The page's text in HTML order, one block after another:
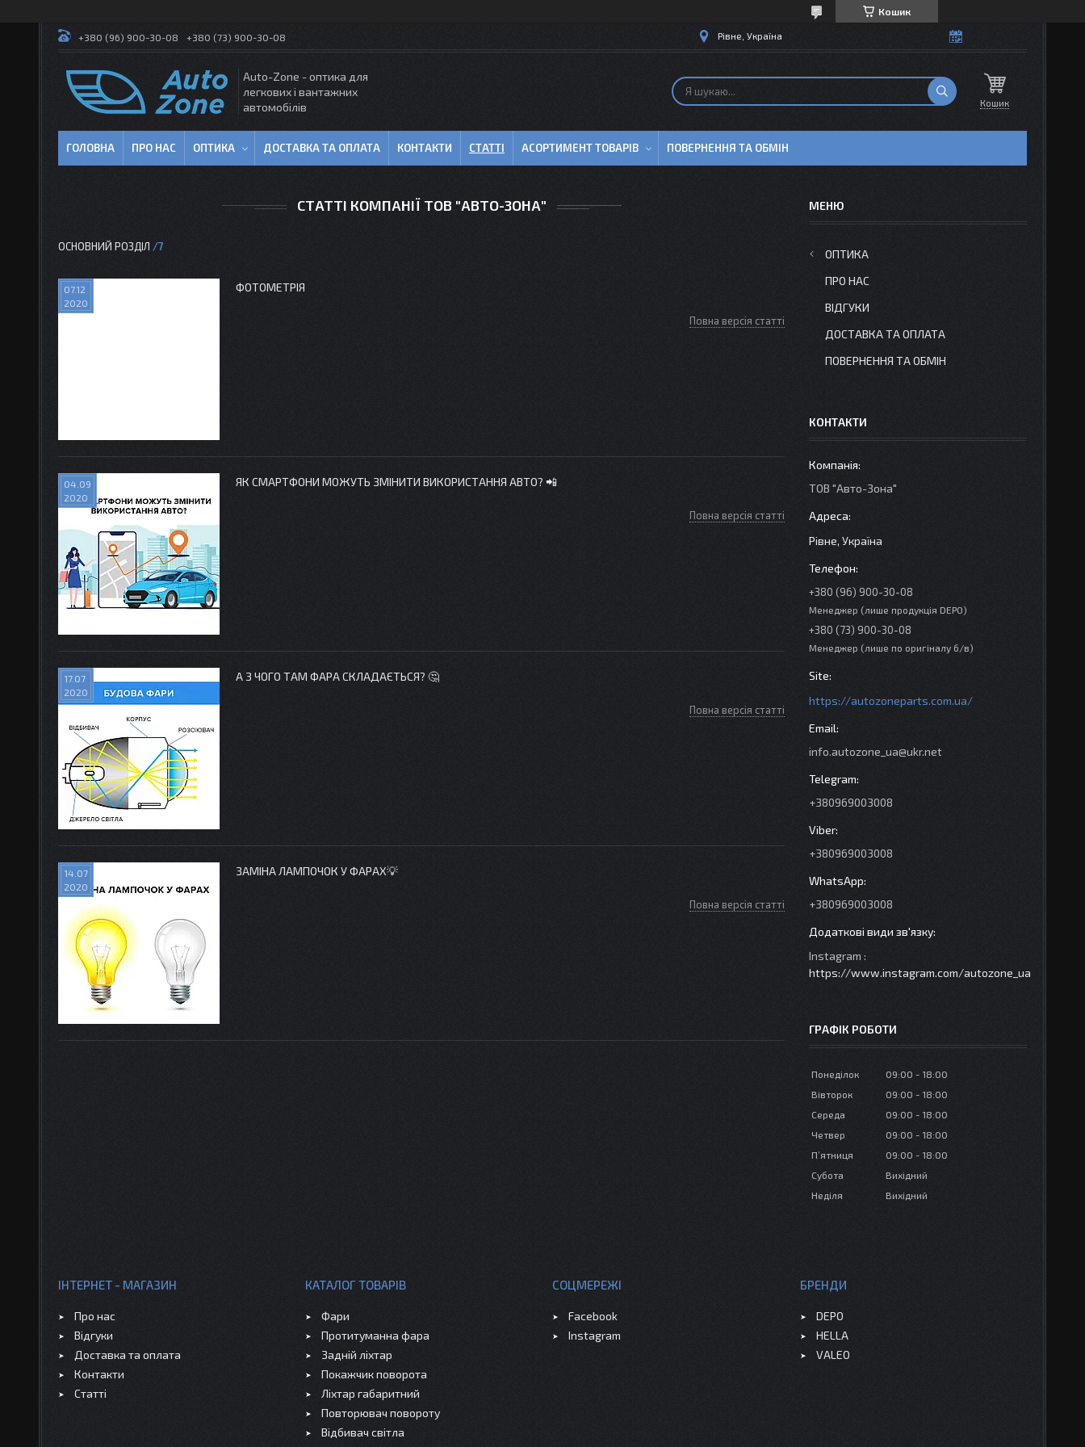
Кошик
+380 (96) 900-30-08 +380 (73) 900-30-08 Рівне, Україна
Auto-Zone - оптика для
легкових і вантажних
автомобілів
Кошик
ГОЛОВНА ПРО НАС ОПТИКА ДОСТАВКА ТА ОПЛАТА КОНТАКТИ СТАТТІ АСОРТИМЕНТ ТОВАРІВ ПОВЕРНЕННЯ ТА ОБМІН
СТАТТІ КОМПАНІЇ ТОВ "АВТО-ЗОНА"
ОСНОВНИЙ РОЗДІЛ 7
07.12
2020
ФОТОМЕТРІЯ
Повна версія статті
04.09
2020
ЯК СМАРТФОНИ МОЖУТЬ ЗМІНИТИ ВИКОРИСТАННЯ АВТО? 📲
Повна версія статті
17.07
2020
А З ЧОГО ТАМ ФАРА СКЛАДАЄТЬСЯ? 🤔
Повна версія статті
14.07
2020
ЗАМІНА ЛАМПОЧОК У ФАРАХ💡
Повна версія статті
ОПТИКА
ПРО НАС
ВІДГУКИ
ДОСТАВКА ТА ОПЛАТА
ПОВЕРНЕННЯ ТА ОБМІН
КОНТАКТИ
ТОВ "Авто-Зона"
Рівне, Україна
+380 (96) 900-30-08
Менеджер (лише продукція DEPO)
+380 (73) 900-30-08
Менеджер (лише по оригіналу б/в)
https://autozoneparts.com.ua/
info.autozone_ua@ukr.net
+380969003008
+380969003008
+380969003008
Instagram
https://www.instagram.com/autozone_ua
ГРАФІК РОБОТИ
Понеділок 09:00
18:00
Вівторок
09:00
18:00
Середа
09:00
18:00
Четвер
09:00
18:00
Пʼятниця
09:00
18:00
Субота
Вихідний
Неділя
Вихідний
ІНТЕРНЕТ - МАГАЗИН
Про нас
Відгуки
Доставка та оплата
Контакти
Статті
КАТАЛОГ ТОВАРІВ
Фари
Протитуманна фара
Задній ліхтар
Покажчик поворота
Ліхтар габаритний
Повторювач повороту
Відбивач світла
СОЦМЕРЕЖІ
Facebook
Instagram
БРЕНДИ
DEPO
HELLA
VALEO